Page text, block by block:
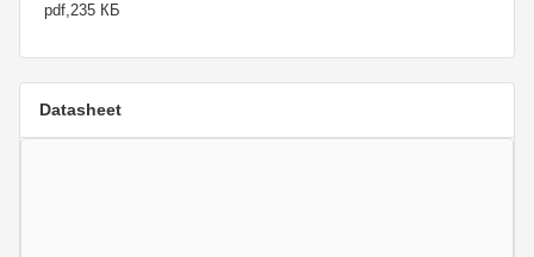
pdf,235 КБ
Datasheet